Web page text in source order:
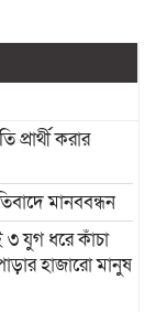
প্রার্থী করার
মানববন্ধন
যুগ ধরে কাঁচা
হাজারো মানুষ